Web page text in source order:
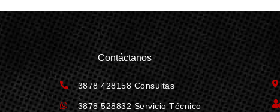
Contáctanos
3878 428158 Consultas
3878 528832 Servicio Técnico